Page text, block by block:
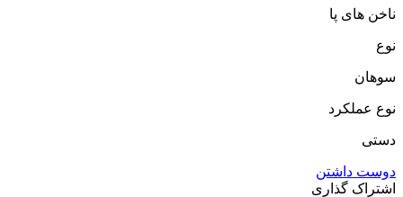
ناخن های پا
نوع
سوهان
نوع عملکرد
دستی
دوست داشتن
اشتراک گذاری